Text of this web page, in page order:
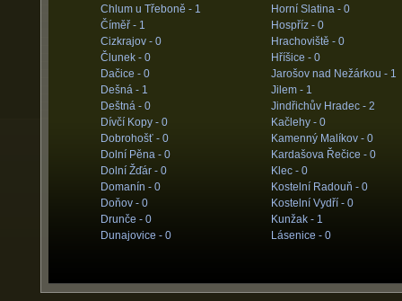
Chlum u Třeboně - 1
Číměř - 1
Cizkrajov - 0
Člunek - 0
Dačice - 0
Dešná - 1
Deštná - 0
Dívčí Kopy - 0
Dobrohošť - 0
Dolní Pěna - 0
Dolní Žďár - 0
Domanín - 0
Doňov - 0
Drunče - 0
Dunajovice - 0
Horní Slatina - 0
Hospříz - 0
Hrachoviště - 0
Hříšice - 0
Jarošov nad Nežárkou - 1
Jilem - 1
Jindřichův Hradec - 2
Kačlehy - 0
Kamenný Malíkov - 0
Kardašova Řečice - 0
Klec - 0
Kostelní Radouň - 0
Kostelní Vydří - 0
Kunžak - 1
Lásenice - 0